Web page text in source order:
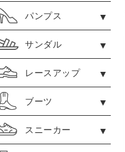
パンプス
サンダル
レースアップ
ブーツ
スニーカー